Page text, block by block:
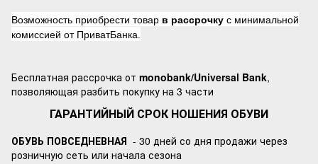
Возможность приобрести товар в рассрочку с минимальной
комиссией от ПриватБанка.
Бесплатная рассрочка от monobank/Universal Bank,
позволяющая разбить покупку на 3 части
ГАРАНТИЙНЫЙ СРОК НОШЕНИЯ ОБУВИ
ОБУВЬ ПОВСЕДНЕВНАЯ - 30 дней со дня продажи через
розничную сеть или начала сезона